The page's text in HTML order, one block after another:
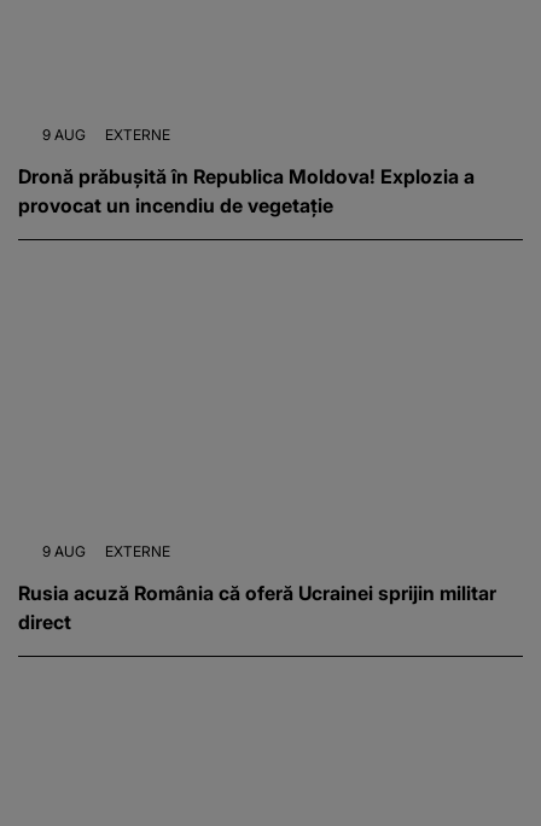
9 AUG EXTERNE
Dronă prăbușită în Republica Moldova! Explozia a
provocat un incendiu de vegetație
9 AUG EXTERNE
Rusia acuză România că oferă Ucrainei sprijin militar
direct